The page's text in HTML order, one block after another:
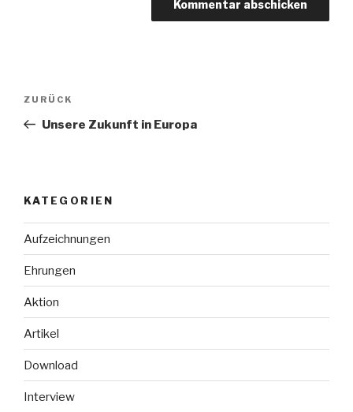
Beitragsnavigation
Vorheriger
Beitrag
ZURÜCK
Unsere Zukunft in Europa
KATEGORIEN
Aufzeichnungen
Ehrungen
Aktion
Artikel
Download
Interview